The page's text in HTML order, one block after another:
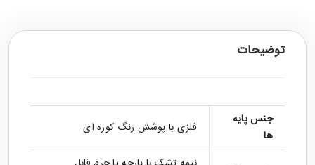
توضیحات
جنس پایه
ها
فلزی با پوشش رنگ کوره ای